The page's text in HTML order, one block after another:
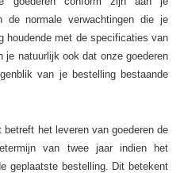
de normale verwachtingen die je
houdende met de specificaties van
je natuurlijk ook dat onze goederen
van je bestelling bestaande
betreft het leveren van goederen de
van twee jaar indien het
geplaatste bestelling. Dit betekent